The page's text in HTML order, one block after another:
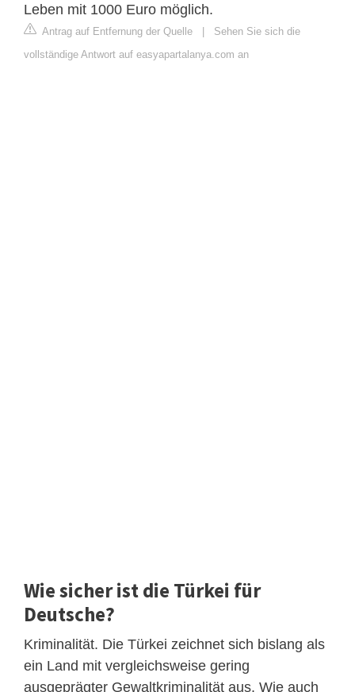
Leben mit 1000 Euro möglich.
Antrag auf Entfernung der Quelle | Sehen Sie sich die
vollständige Antwort auf easyapartalanya.com an
Wie sicher ist die Türkei für
Deutsche?
Kriminalität. Die Türkei zeichnet sich bislang als
ein Land mit vergleichsweise gering
ausgeprägter Gewaltkriminalität aus. Wie auch